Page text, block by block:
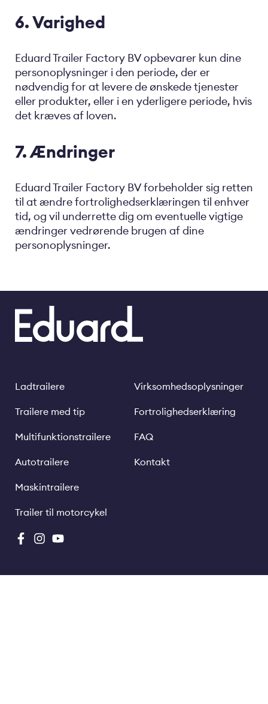
6. Varighed
Eduard Trailer Factory BV opbevarer kun dine
personoplysninger i den periode, der er
nødvendig for at levere de ønskede tjenester
eller produkter, eller i en yderligere periode, hvis
det kræves af loven.
7. Ændringer
Eduard Trailer Factory BV forbeholder sig retten
til at ændre fortrolighedserklæringen til enhver
tid, og vil underrette dig om eventuelle vigtige
ændringer vedrørende brugen af ​​dine
personoplysninger.
Footer
Ladtrailere
Trailere med tip
Multifunktionstrailere
Autotrailere
Maskintrailere
Trailer til motorcykel
Legal
Virksomhedsoplysninger
Fortrolighedserklæring
FAQ
Kontakt
Social